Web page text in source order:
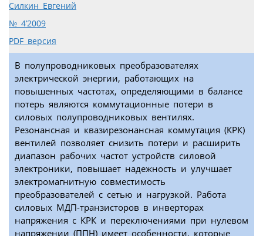
Силкин Евгений
№ 4’2009
PDF версия
В полупроводниковых преобразователях
электрической энергии, работающих на
повышенных частотах, определяющими в балансе
потерь являются коммутационные потери в
силовых полупроводниковых вентилях.
Резонансная и квазирезонансная коммутация (КРК)
вентилей позволяет снизить потери и расширить
диапазон рабочих частот устройств силовой
электроники, повышает надежность и улучшает
электромагнитную совместимость
преобразователей с сетью и нагрузкой. Работа
силовых МДП-транзисторов в инверторах
напряжения с КРК и переключениями при нулевом
напряжении (ППН) имеет особенности, которые